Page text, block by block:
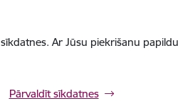
Ar Jūsu piekrišanu
Pārvaldīt sīkdatnes